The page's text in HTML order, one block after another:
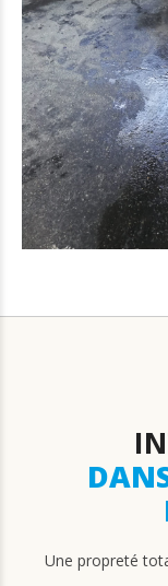
Une propreté